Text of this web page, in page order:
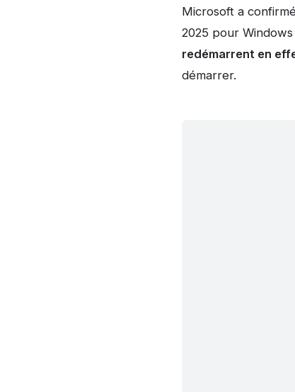
Microsoft a
2025 pour Windows
redémarrent en
démarrer.